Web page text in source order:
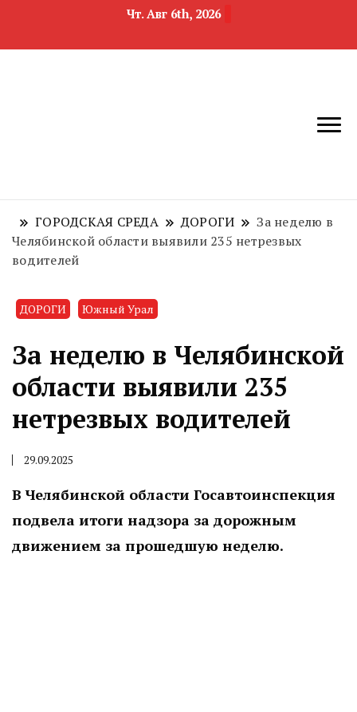
Чт. Авг 6th, 2026
область
недвижимости
ГОРОДСКАЯ СРЕДА ДОРОГИ
За неделю в
Челябинской области выявили 235 нетрезвых
водителей
ДОРОГИ Южный Урал
За неделю в Челябинской
области выявили 235
нетрезвых водителей
29.09.2025
В Челябинской области Госавтоинспекция
подвела итоги надзора за дорожным
движением за прошедшую неделю.